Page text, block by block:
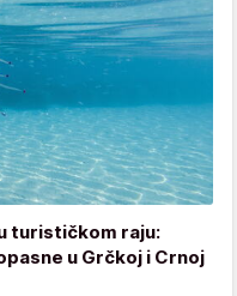
turističkom raju:
u Grčkoj i Crnoj